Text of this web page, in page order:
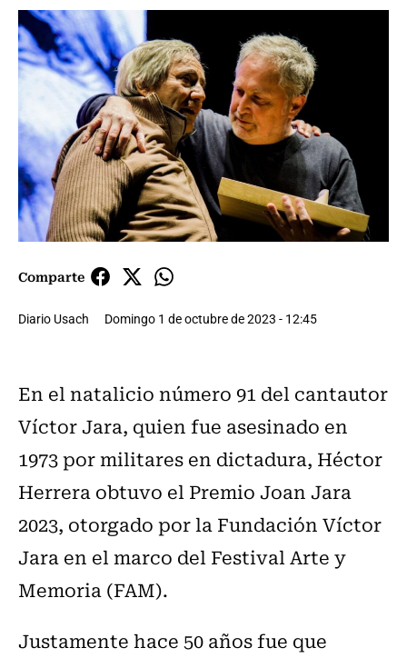
Comparte
Diario Usach Domingo 1 de octubre de 2023 - 12:45
En el natalicio número 91 del cantautor
Víctor Jara, quien fue asesinado en
1973 por militares en dictadura, Héctor
Herrera obtuvo el Premio Joan Jara
2023, otorgado por la Fundación Víctor
Jara en el marco del Festival Arte y
Memoria (FAM).
Justamente hace 50 años fue que